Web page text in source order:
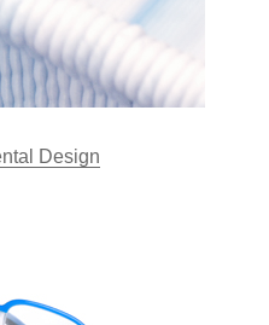
author/
Design